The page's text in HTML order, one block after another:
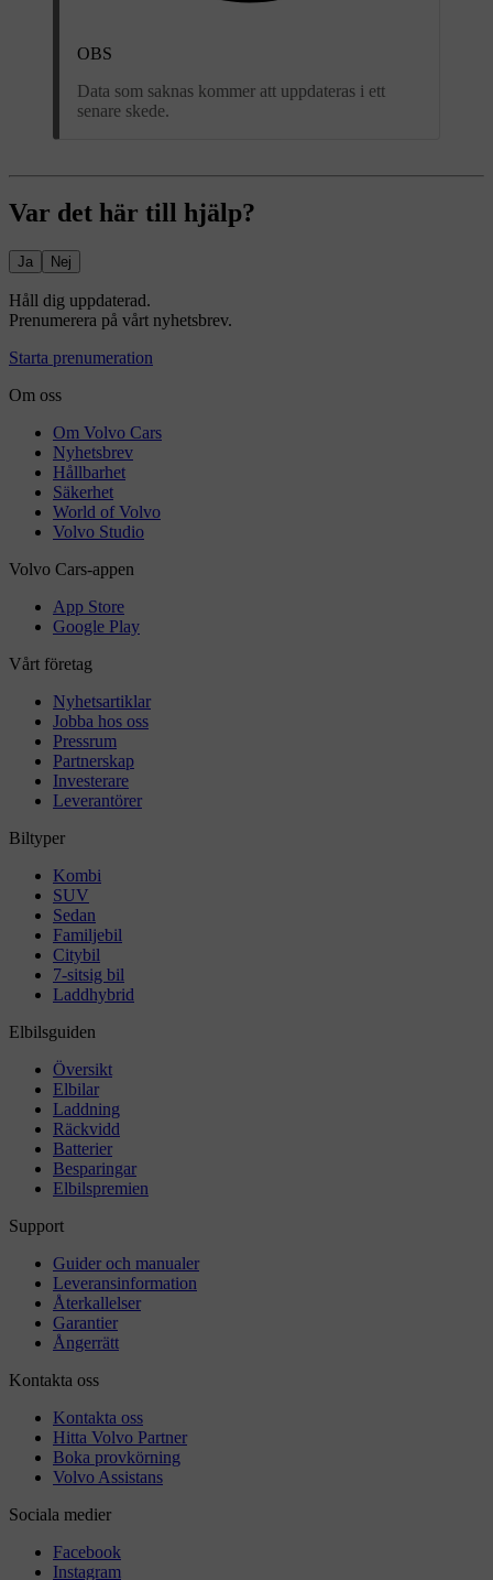
OBS
Data som saknas kommer att uppdateras i ett
senare skede.
Var det här till hjälp?
Ja Nej